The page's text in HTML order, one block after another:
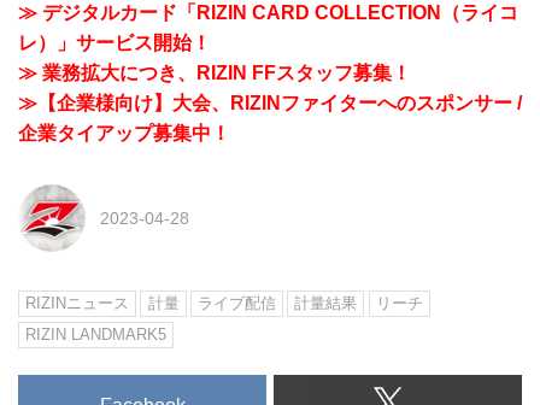
≫ デジタルカード「RIZIN CARD COLLECTION（ライコ
レ）」サービス開始！
≫ 業務拡大につき、RIZIN FFスタッフ募集！
≫【企業様向け】大会、RIZINファイターへのスポンサー /
企業タイアップ募集中！
2023-04-28
RIZINニュース 計量 ライブ配信 計量結果
リーチ
RIZIN LANDMARK5